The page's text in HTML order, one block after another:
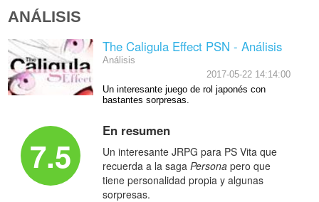
ANÁLISIS
The Caligula Effect PSN - Análisis
Análisis
2017-05-22 14:14:00
Un interesante juego de rol japonés con
bastantes sorpresas.
7.5
En resumen
Un interesante JRPG para PS Vita que
recuerda a la saga Personapero que
tiene personalidad propia y algunas
sorpresas.